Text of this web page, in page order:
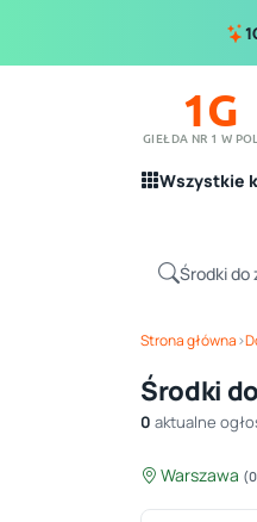
1G
GIEŁDA NR 1 W
Wszystkie
Strona główna›
Środki
0 aktualne
Warszawa